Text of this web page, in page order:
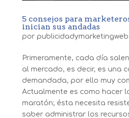
5 consejos para
inician sus andadas
por publicidadymarketingweb
Primeramente, cada día
al mercado, es decir, es una
demandada, por ello muy
Actualmente es como hacer
maratón; ésta necesita
saber administrar los